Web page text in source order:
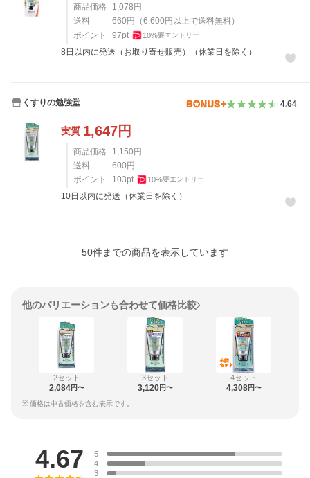
商品価格 1,078 円
送料
660 円 （6,600 円以上で送料無料）
ポイント
97pt 10%要エントリー
8日以内に発送（お取り寄せ販売）（休業日を除く）
くすりの勉強堂 4.64
実質 1,647円
商品価格 1,150 円
送料
600 円
ポイント
103pt 10%要エントリー
10日以内に発送（休業日を除く）
50件までの商品を表示しています
他のバリエーションも合わせて価格比較
2セット
2,084円〜
3セット
3,120円〜
4セット
4,308円〜
※ 価格は中古価格を含む表示です。
4.67
5
4
3